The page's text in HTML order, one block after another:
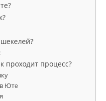
проходит процесс?
Юте